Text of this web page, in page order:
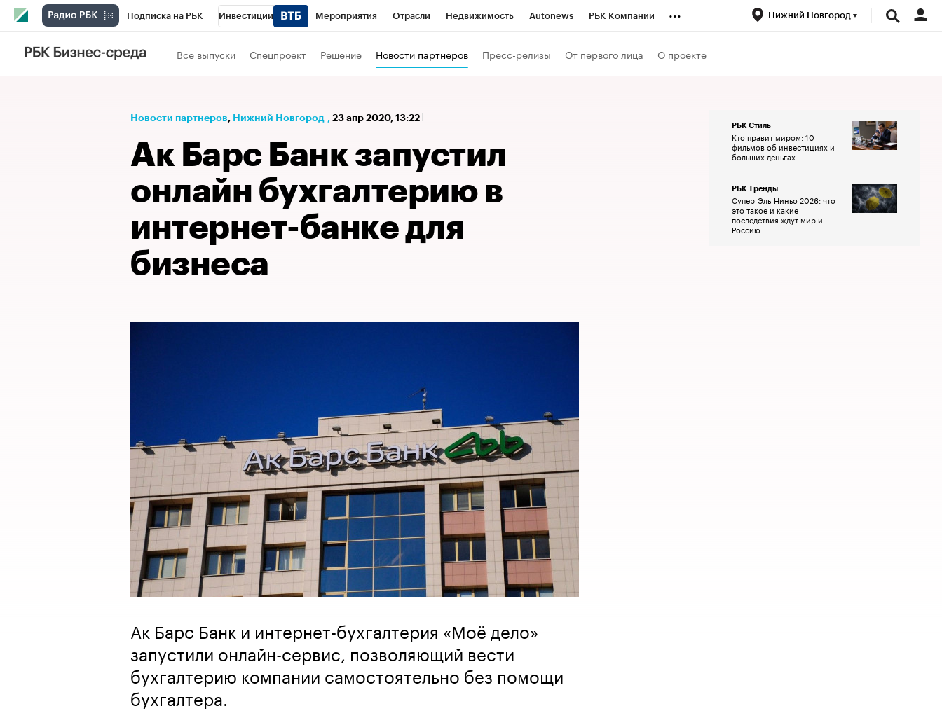
Подписка на РБК Инвестиции Мероприятия Отрасли Недвижимость Autonews РБК Компании
Телеканал
Спецпроекты Проверка контрагентов
Рынок наличной валюты
... Нижний Новгород
Все выпуски Спецпроект Решение Новости партнеров Пресс-релизы От первого лица О проекте
Новости партнеров⁠, Нижний Новгород , 23 апр 2020, 13:22
Ак Барс Банк запустил
онлайн бухгалтерию в
интернет-банке для
бизнеса
Ак Барс Банк и интернет-бухгалтерия «Моё дело»
запустили онлайн-сервис, позволяющий вести
бухгалтерию компании самостоятельно без помощи
бухгалтера.
РБК Стиль
Кто правит миром: 10
фильмов об инвестициях и
больших деньгах
РБК Тренды
Супер-Эль-Ниньо 2026: что
это такое и какие
последствия ждут мир и
Россию